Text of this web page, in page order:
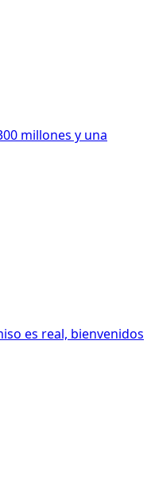
millones y una
es real, bienvenidos